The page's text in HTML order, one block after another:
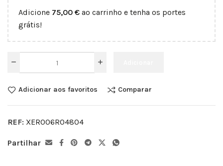
Adicione 75,00 € ao carrinho e tenha os portes
grátis!
Adicionar aos favoritos Comparar
REF: XER006R04804
Partilhar